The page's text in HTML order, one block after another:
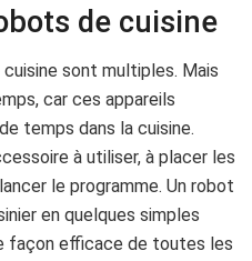
de cuisine
sont multiples. Mais
car ces appareils
temps dans la cuisine.
à utiliser, à placer les
le programme. Un robot
en quelques simples
façon efficace de toutes les